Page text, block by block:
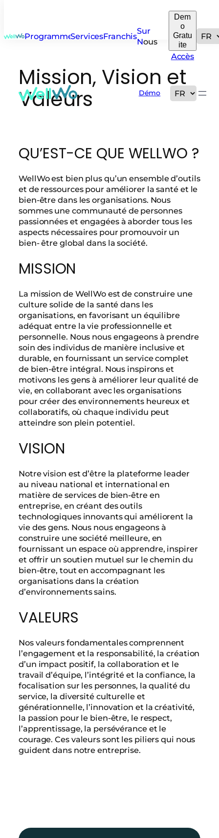
ProgrammesServicesFranchise
Sur
Nous
Dem
o
Gratu
ite
Accès
Démo
Mission, Vision et
Valeurs
QU’EST-CE QUE WELLWO ?
WellWo est bien plus qu’un ensemble d’outils
et de ressources pour améliorer la santé et le
bien-être dans les organisations. Nous
sommes une communauté de personnes
passionnées et engagées à aborder tous les
aspects nécessaires pour promouvoir un
bien- être global dans la société.
MISSION
La mission de WellWo est de construire une
culture solide de la santé dans les
organisations, en favorisant un équilibre
adéquat entre la vie professionnelle et
personnelle. Nous nous engageons à prendre
soin des individus de manière inclusive et
durable, en fournissant un service complet
de bien-être intégral. Nous inspirons et
motivons les gens à améliorer leur qualité de
vie, en collaborant avec les organisations
pour créer des environnements heureux et
collaboratifs, où chaque individu peut
atteindre son plein potentiel.
VISION
Notre vision est d’être la plateforme leader
au niveau national et international en
matière de services de bien-être en
entreprise, en créant des outils
technologiques innovants qui améliorent la
vie des gens. Nous nous engageons à
construire une société meilleure, en
fournissant un espace où apprendre, inspirer
et offrir un soutien mutuel sur le chemin du
bien-être, tout en accompagnant les
organisations dans la création
d’environnements sains.
VALEURS
Nos valeurs fondamentales comprennent
l’engagement et la responsabilité, la création
d’un impact positif, la collaboration et le
travail d’équipe, l’intégrité et la confiance, la
focalisation sur les personnes, la qualité du
service, la diversité culturelle et
générationnelle, l’innovation et la créativité,
la passion pour le bien-être, le respect,
l’apprentissage, la persévérance et le
courage. Ces valeurs sont les piliers qui nous
guident dans notre entreprise.